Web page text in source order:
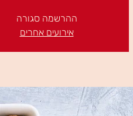
ההרשמה סגורה
אירועים אחרים